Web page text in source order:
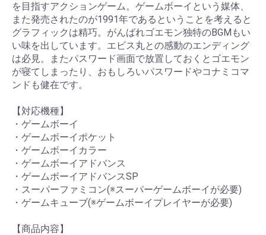
を目指すアクションゲーム。ゲームボーイという媒体、
また発売されたのが1991年であるということを考えると
グラフィックは精巧。がんばれゴエモン独特のBGMもい
い味を出しています。エビス丸との感動のエンディング
は必見。またパスワード画面で放置しておくとゴエモン
が寝てしまったり、おもしろいパスワードやコナミコマ
ンドも健在です。
【対応機種】
・ゲームボーイ
・ゲームボーイポケット
・ゲームボーイカラー
・ゲームボーイアドバンス
・ゲームボーイアドバンスSP
・スーパーファミコン(※スーパーゲームボーイが必要)
・ゲームキューブ(※ゲームボーイプレイヤーが必要)
【商品内容】